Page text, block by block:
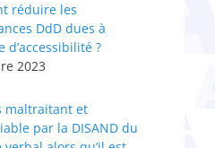
réduire les
DdD dues à
d’accessibilité ?
2023
maltraitant et
par la DISAND du